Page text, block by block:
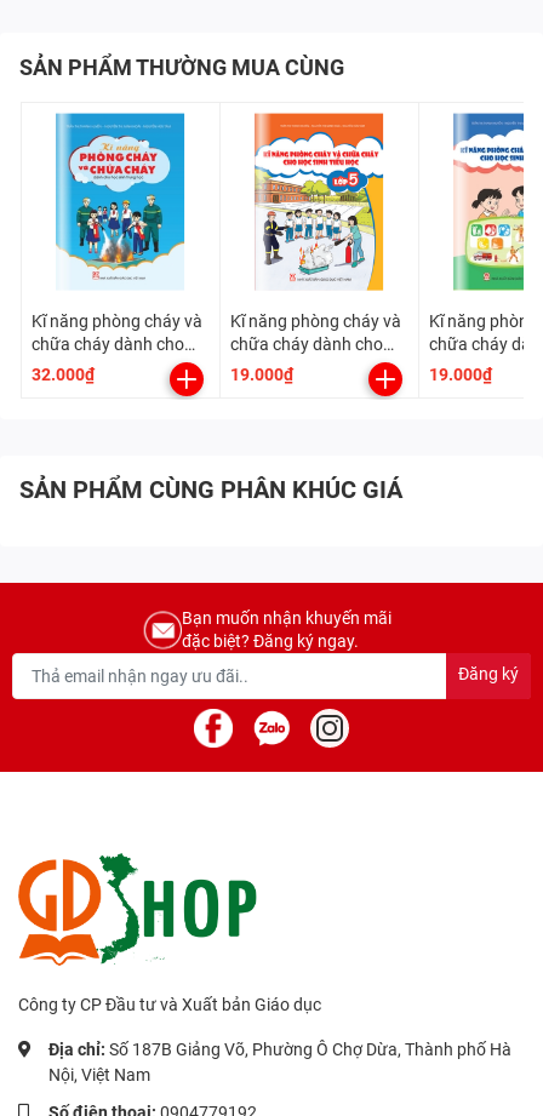
SẢN PHẨM THƯỜNG MUA CÙNG
Kĩ năng phòng cháy và
chữa cháy dành cho
học sinh Trung học
32.000₫
Kĩ năng phòng cháy và
chữa cháy dành cho
học sinh Tiểu học - Lớp
19.000₫
Kĩ năng phòng
chữa cháy
học sinh Tiểu
19.000₫
SẢN PHẨM CÙNG PHÂN KHÚC GIÁ
Bạn muốn nhận khuyến mãi
đặc biệt? Đăng ký ngay.
Đăng ký
Công ty CP Đầu tư và Xuất bản Giáo dục
Địa chỉ: Số 187B Giảng Võ, Phường Ô Chợ Dừa, Thành phố Hà
Nội, Việt Nam